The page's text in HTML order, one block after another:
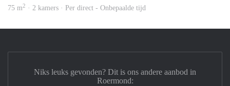
75 m2 · 2 kamers · Per direct - Onbepaalde tijd
Niks leuks gevonden? Dit is ons andere aanbod in
Roermond: